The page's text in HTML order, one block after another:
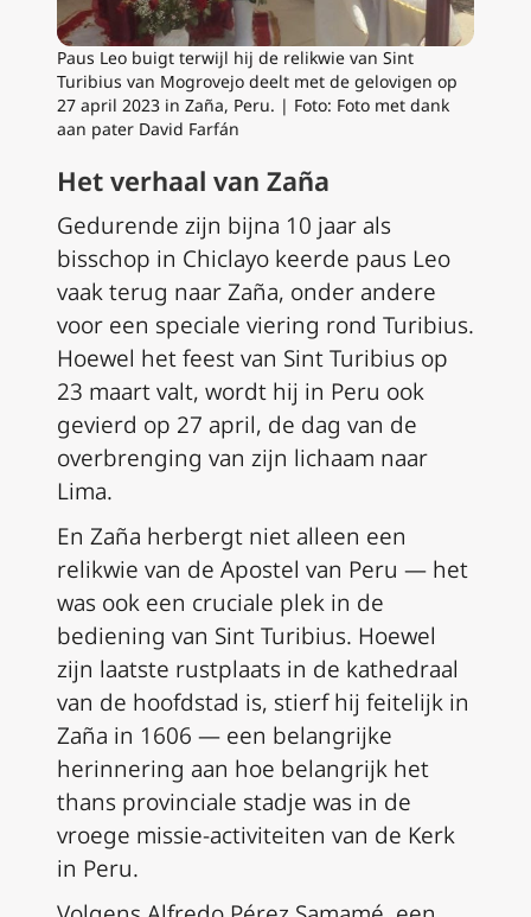
Paus Leo buigt terwijl hij de relikwie van Sint
Turibius van Mogrovejo deelt met de gelovigen op
27 april 2023 in Zaña, Peru. | Foto: Foto met dank
aan pater David Farfán
Het verhaal van Zaña
Gedurende zijn bijna 10 jaar als
bisschop in Chiclayo keerde paus Leo
vaak terug naar Zaña, onder andere
voor een speciale viering rond Turibius.
Hoewel het feest van Sint Turibius op
23 maart valt, wordt hij in Peru ook
gevierd op 27 april, de dag van de
overbrenging van zijn lichaam naar
Lima.
En Zaña herbergt niet alleen een
relikwie van de Apostel van Peru — het
was ook een cruciale plek in de
bediening van Sint Turibius. Hoewel
zijn laatste rustplaats in de kathedraal
van de hoofdstad is, stierf hij feitelijk in
Zaña in 1606 — een belangrijke
herinnering aan hoe belangrijk het
thans provinciale stadje was in de
vroege missie-activiteiten van de Kerk
in Peru.